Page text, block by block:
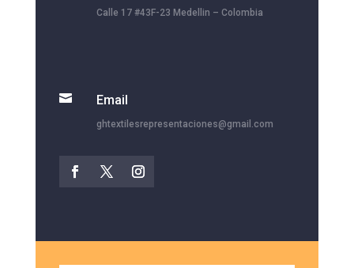
Calle 17 #43F-23 Medellin – Colombia
 Email
ghtextilesrepresentaciones@gmail.com